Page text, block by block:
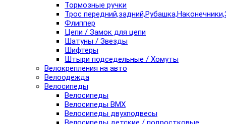
Тормозные ручки
Трос
Флиппер
Цепи / Замок для цепи
Шатуны / Звезды
Шифтеры
Штыри подседельные / Хомуты
Велокрепления на авто
Велоодежда
Велосипеды
Велосипеды
Велосипеды BMX
Велосипеды двухподвесы